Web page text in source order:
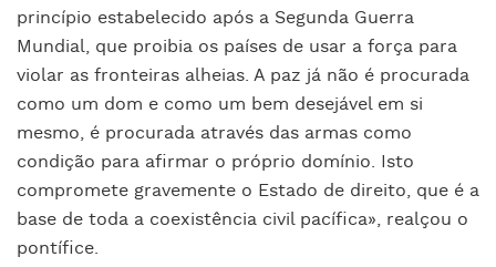
princípio estabelecido após a Segunda Guerra
Mundial, que proibia os países de usar a força para
violar as fronteiras alheias. A paz já não é procurada
como um dom e como um bem desejável em si
mesmo, é procurada através das armas como
condição para afirmar o próprio domínio. Isto
compromete gravemente o Estado de direito, que é a
base de toda a coexistência civil pacífica», realçou o
pontífice.